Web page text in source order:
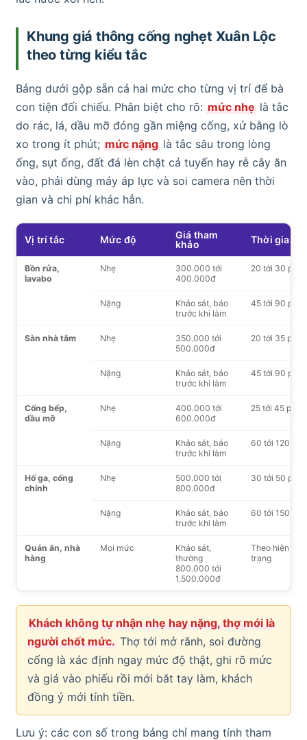
Khung giá thông cống nghẹt Xuân Lộc
theo từng kiểu tắc
Bảng dưới gộp sẵn cả hai mức cho từng vị trí để bà
con tiện đối chiếu. Phân biệt cho rõ: mức nhẹ là tắc
do rác, lá, dầu mỡ đóng gần miệng cống, xử bằng lò
xo trong ít phút; mức nặng là tắc sâu trong lòng
ống, sụt ống, đất đá lèn chặt cả tuyến hay rễ cây ăn
vào, phải dùng máy áp lực và soi camera nên thời
gian và chi phí khác hẳn.
Vị trí tắc Mức độ
Giá tham
khảo
Thời gian
Bồn rửa,
lavabo
Nhẹ
300.000 tới
400.000đ
20 tới 30 phút
Nặng
Khảo sát, báo
trước khi làm
45 tới 90 phút
Sàn nhà tắm Nhẹ
350.000 tới
500.000đ
20 tới 35 phút
Nặng
Khảo sát, báo
trước khi làm
45 tới 90 phút
Cống bếp,
dầu mỡ
Nhẹ
400.000 tới
600.000đ
25 tới 45 phút
Nặng
Khảo sát, báo
trước khi làm
60 tới 120
Hố ga, cống
chính
Nhẹ
500.000 tới
800.000đ
30 tới 50 phút
Nặng
Khảo sát, báo
trước khi làm
60 tới 150
Quán ăn, nhà
hàng
Mọi mức
Khảo sát,
thường
800.000 tới
1.500.000đ
Theo hiện
trạng
Khách không tự nhận nhẹ hay nặng, thợ mới là
người chốt mức. Thợ tới mở rãnh, soi đường
cống là xác định ngay mức độ thật, ghi rõ mức
và giá vào phiếu rồi mới bắt tay làm, khách
đồng ý mới tính tiền.
Lưu ý: các con số trong bảng chỉ mang tính tham